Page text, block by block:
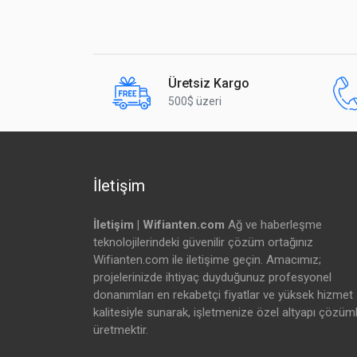
Üretsiz Kargo
500$ üzeri
İletişim
İletişim | Wifianten.com Ağ ve haberleşme
teknolojilerindeki güvenilir çözüm ortağınız
Wifianten.com ile iletişime geçin. Amacımız;
projelerinizde ihtiyaç duyduğunuz profesyonel
donanımları en rekabetçi fiyatlar ve yüksek hizmet
kalitesiyle sunarak, işletmenize özel altyapı
üretmektir.